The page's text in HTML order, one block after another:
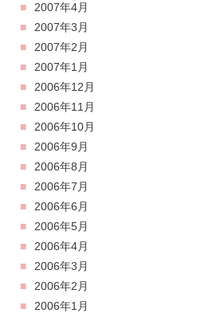
2007年4月
2007年3月
2007年2月
2007年1月
2006年12月
2006年11月
2006年10月
2006年9月
2006年8月
2006年7月
2006年6月
2006年5月
2006年4月
2006年3月
2006年2月
2006年1月